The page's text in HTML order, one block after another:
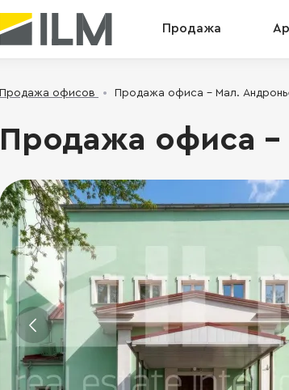
Продажа
Продажа офисов Продажа офиса - Мал.
Продажа офиса -